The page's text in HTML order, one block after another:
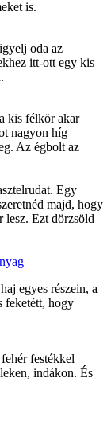
is.
oda az
itt-ott egy kis
kis félkör akar
nagyon híg
Az égbolt az
Egy
majd, hogy
lesz. Ezt dörzsöld
egyes részein, a
feketétt, hogy
festékkel
indákon. És